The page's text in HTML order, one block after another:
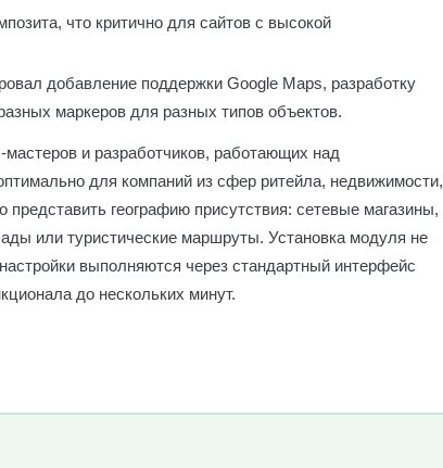
что критично для сайтов с высокой
добавление поддержки Google Maps, разработку
маркеров для разных типов объектов.
и разработчиков, работающих над
для компаний из сфер ритейла, недвижимости,
представить географию присутствия: сетевые магазины,
или туристические маршруты. Установка модуля не
выполняются через стандартный интерфейс
до нескольких минут.